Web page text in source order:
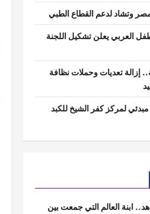
العربي يعلن تشكيل اللجنة
إزالة تعديات وحملات نظافة
مبدئي لمركز كفر الشيخ للكبد
ابنة العالم التي جمعت بين